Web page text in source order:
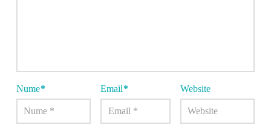
Nume* Email* Website